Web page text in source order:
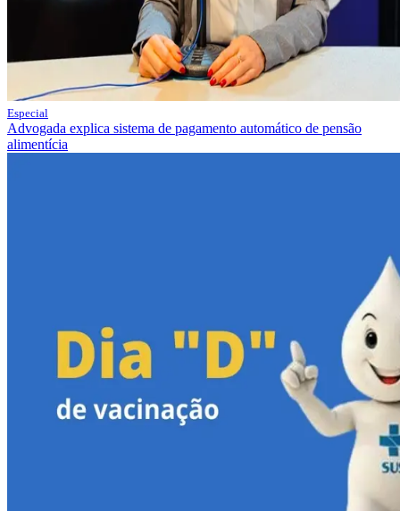
Especial
Advogada explica sistema de pagamento automático de pensão
alimentícia